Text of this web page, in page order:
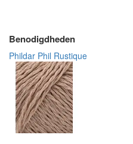
Benodigdheden
Phildar Phil Rustique